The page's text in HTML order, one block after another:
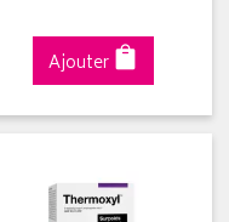
Ajouter